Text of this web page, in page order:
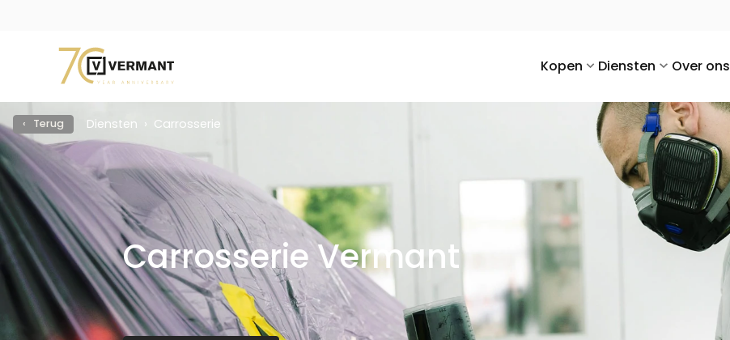
Kopen Diensten Over ons
‹ Terug Diensten Carrosserie
Carrosserie Vermant